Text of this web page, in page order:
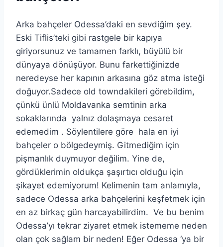
Arka bahçeler Odessa’daki en sevdiğim şey.
Eski Tiflis’teki gibi rastgele bir kapıya
giriyorsunuz ve tamamen farklı, büyülü bir
dünyaya dönüşüyor. Bunu farkettiğinizde
neredeyse her kapının arkasına göz atma isteği
doğuyor.Sadece old towndakileri görebildim,
çünkü ünlü Moldavanka semtinin arka
sokaklarında yalnız dolaşmaya cesaret
edemedim . Söylentilere göre hala en iyi
bahçeler o bölgedeymiş. Gitmediğim için
pişmanlık duymuyor değilim. Yine de,
gördüklerimin oldukça şaşırtıcı olduğu için
şikayet edemiyorum! Kelimenin tam anlamıyla,
sadece Odessa arka bahçelerini keşfetmek için
en az birkaç gün harcayabilirdim. Ve bu benim
Odessa’yı tekrar ziyaret etmek istememe neden
olan çok sağlam bir neden! Eğer Odessa ‘ya bir